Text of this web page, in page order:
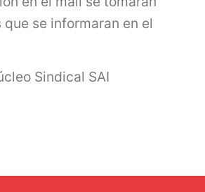
se informaran en el
Sindical SAI